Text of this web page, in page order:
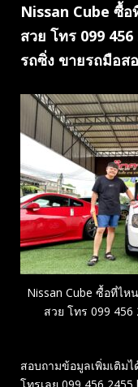
Nissan Cube ซื้
สวย โทร 099
รถซิ่ง ขายรถมือ
Nissan Cube ซื้อที่ไ
สวย โทร 099 456
สอบถามข้อมูลเพิ่มเติมไ